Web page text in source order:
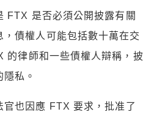
FTX 是否必須公開披露有關
債權人可能包括數十萬在交
的律師和一些債權人辯稱，披
私。
官也因應 FTX 要求，批准了